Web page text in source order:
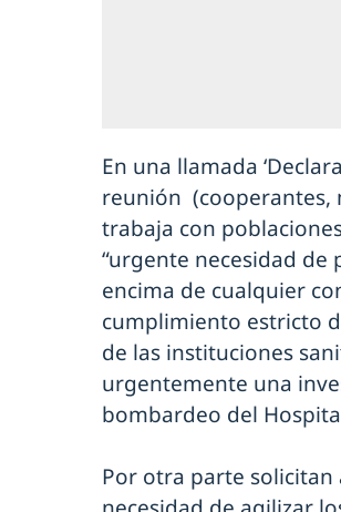
En una llamada
reunión (cooperantes,
trabaja con
“urgente necesidad
encima de cualquier
cumplimiento estricto
de las instituciones
urgentemente una
bombardeo del
Por otra parte solicitan